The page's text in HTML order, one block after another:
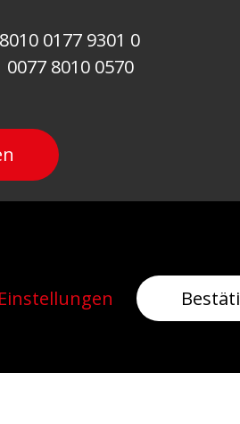
0177 9301 0
8010 0570
Einstellungen